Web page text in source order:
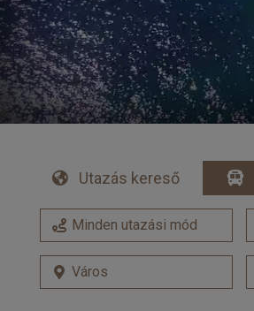
Utazás kereső